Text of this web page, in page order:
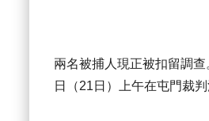
兩名被捕人現正被扣留調
日（21日）上午在屯門裁判